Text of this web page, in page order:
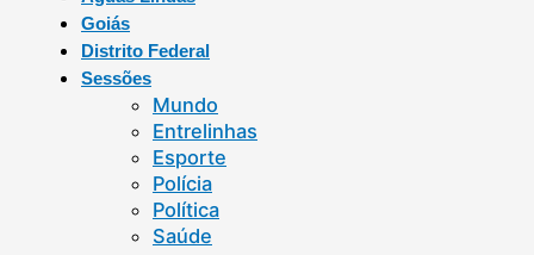
Goiás
Distrito Federal
Sessões
Mundo
Entrelinhas
Esporte
Polícia
Política
Saúde